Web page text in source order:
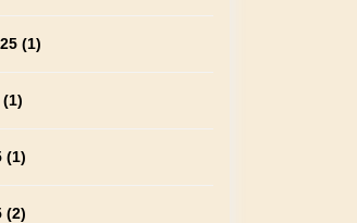
(1)
(1)
(1)
(2)